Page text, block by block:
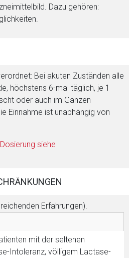
Dazu gehören:
Bei akuten Zuständen alle
höchstens 6-mal täglich, je 1
oder auch im Ganzen
Einnahme ist unabhängig von
siehe
Erfahrungen).
mit der seltenen
Intoleranz, völligem Lactase-
Seite
Link öffnet eine externe Web-
externen Web-Seite ist deren
Ebenso gelten dort ggf. andere